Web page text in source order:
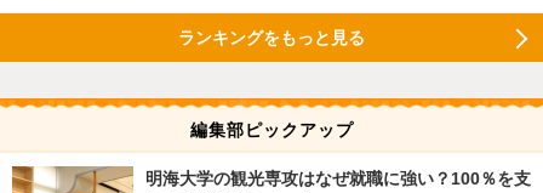
ランキングをもっと見る
編集部ピックアップ
明海大学の観光専攻はなぜ就職に強い？100％を支